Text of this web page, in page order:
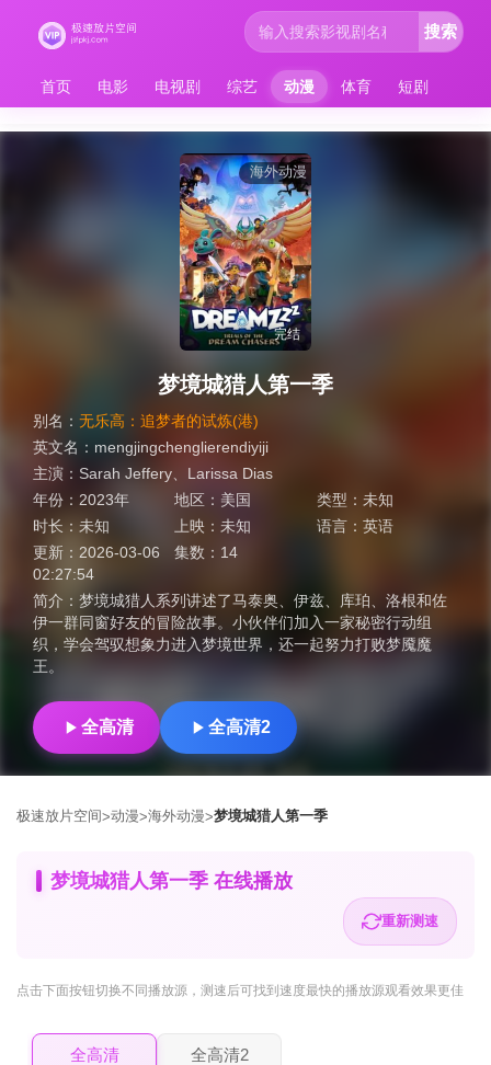
首页 电影 电视剧 综艺 动漫 体育 短剧
搜索
海外动漫
完结
梦境城猎人第一季
别名： 无乐高：追梦者的试炼(港)
英文名： mengjingchenglierendiyiji
主演： Sarah Jeffery
Larissa Dias
年份： 2023年 地区： 美国 类型： 未知
时长： 未知 上映：未知 语言： 英语
更新： 2026-03-06
02:27:54
集数： 14
简介： 梦境城猎人系列讲述了马泰奥、伊兹、库珀、洛根和佐
伊一群同窗好友的冒险故事。小伙伴们加入一家秘密行动组
织，学会驾驭想象力进入梦境世界，还一起努力打败梦魇魔
王。
全高清 全高清2
极速放片空间>动漫>海外动漫>梦境城猎人第一季
梦境城猎人第一季 在线播放
重新测速
点击下面按钮切换不同播放源 ，测速后可找到速度最快的播放源观看效果更佳
全高清 全高清2